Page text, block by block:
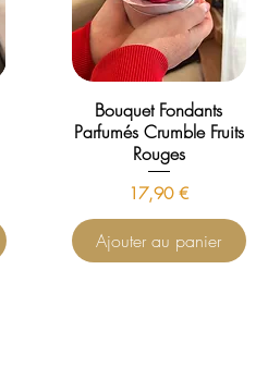
Bouquet Fondants
Parfumés Crumble Fruits
Rouges
Prix
17,90 €
Ajouter au panier